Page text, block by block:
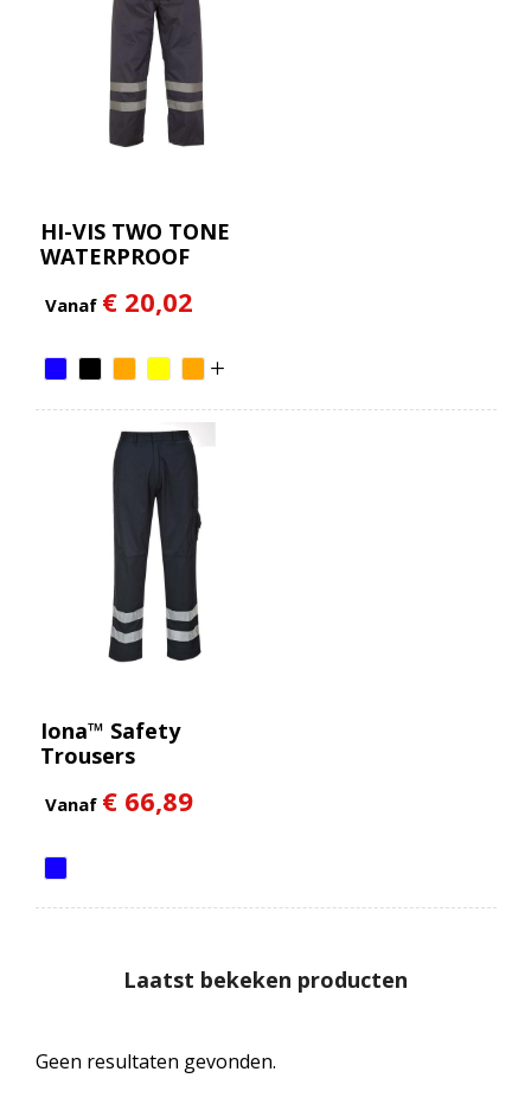
HI-VIS TWO TONE
WATERPROOF
Vanaf € 20,02
Iona™ Safety
Trousers
Vanaf € 66,89
Laatst bekeken producten
Geen resultaten gevonden.